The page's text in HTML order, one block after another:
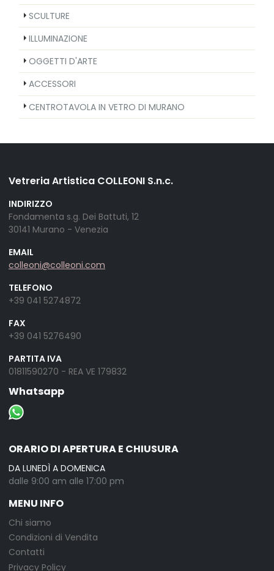
SCULTURE
ILLUMINAZIONE
OGGETTI D'ARTE
ACCESSORI
CENTROTAVOLA IN VETRO DI MURANO
Vetreria Artistica COLLEONI S.n.c.
INDIRIZZO
Fondamenta s.g. Dei Battuti, 12
30141 Murano - Venezia
EMAIL
colleoni@colleoni.com
TELEFONO
+39 041 5274872
FAX
+39 041 5276490
PARTITA IVA
01811590270 - REA VE 179832
Whatsapp
ORARIO DI APERTURA E CHIUSURA
DA LUNEDÌ A DOMENICA
dalle 9:00 am alle 17:00 pm
MENU INFO
Chi siamo
Condizioni di Vendita
Contatti
Privacy Policy